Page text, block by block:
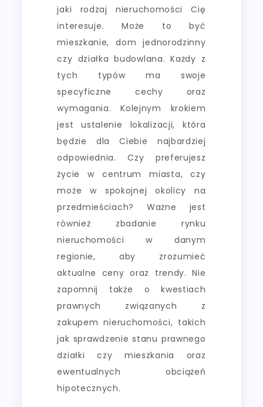
jaki rodzaj nieruchomości Cię
interesuje. Może to być
mieszkanie, dom jednorodzinny
czy działka budowlana. Każdy z
tych typów ma swoje
specyficzne cechy oraz
wymagania. Kolejnym krokiem
jest ustalenie lokalizacji, która
będzie dla Ciebie najbardziej
odpowiednia. Czy preferujesz
życie w centrum miasta, czy
może w spokojnej okolicy na
przedmieściach? Ważne jest
również zbadanie rynku
nieruchomości w danym
regionie, aby zrozumieć
aktualne ceny oraz trendy. Nie
zapomnij także o kwestiach
prawnych związanych z
zakupem nieruchomości, takich
jak sprawdzenie stanu prawnego
działki czy mieszkania oraz
ewentualnych obciążeń
hipotecznych.